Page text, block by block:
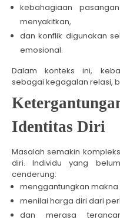
kebahagiaan
menyakitkan,
dan konflik digunakan
emosional.
Dalam konteks ini,
sebagai kegagalan relasi,
Identitas Diri
Masalah semakin
diri. Individu yang
cenderung:
menggantungkan
menilai harga diri dari
dan merasa